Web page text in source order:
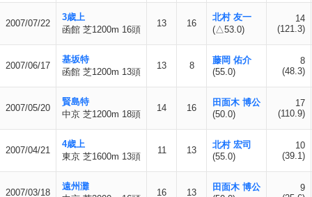
2007/07/22
3歳上
函館 芝1200m 16頭
13 16
北村 友一
(△53.0)
14
(121.3)
2007/06/17
基坂特
函館 芝1200m 13頭
13 8
藤岡 佑介
(55.0)
8
(48.3)
2007/05/20
賢島特
中京 芝1200m 18頭
14 16
田面木 博公
(50.0)
17
(110.9)
2007/04/21
4歳上
東京 芝1600m 13頭
11 13
北村 宏司
(55.0)
10
(39.1)
2007/03/18
遠州灘
16 13
田面木 博公
9